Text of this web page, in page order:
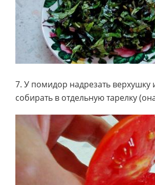
7. У помидор надрезать
собирать в отдельную тарелку